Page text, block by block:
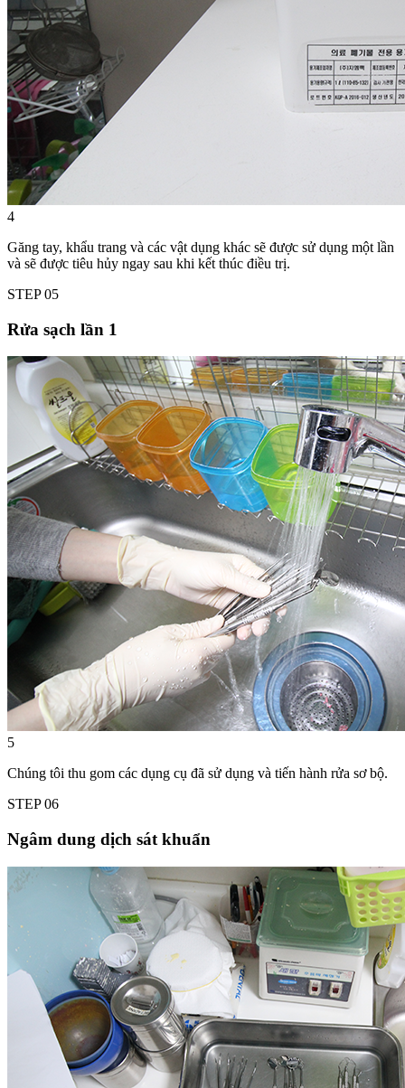
4
Găng tay, khẩu trang và các vật dụng khác sẽ được sử dụng một lần
và sẽ được tiêu hủy ngay sau khi kết thúc điều trị.
STEP05
Rửa sạch lần 1
5
Chúng tôi thu gom các dụng cụ đã sử dụng và tiến hành rửa sơ bộ.
STEP06
Ngâm dung dịch sát khuẩn